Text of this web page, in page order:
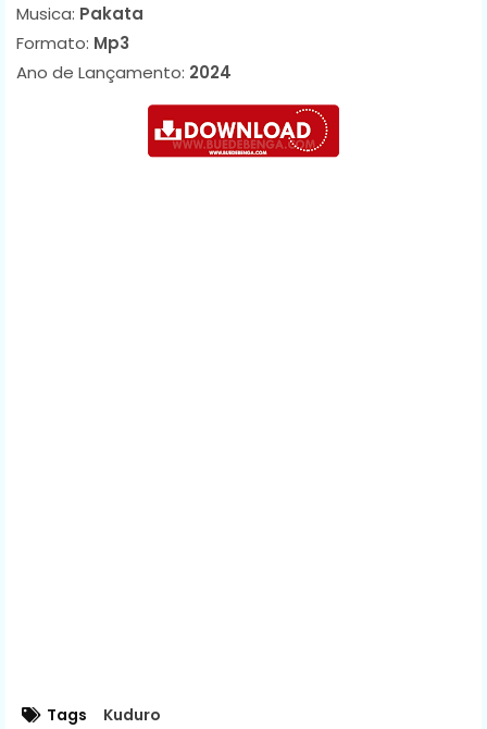
Musica: Pakata
Formato: Mp3
Ano de Lançamento: 2024
Tags Kuduro